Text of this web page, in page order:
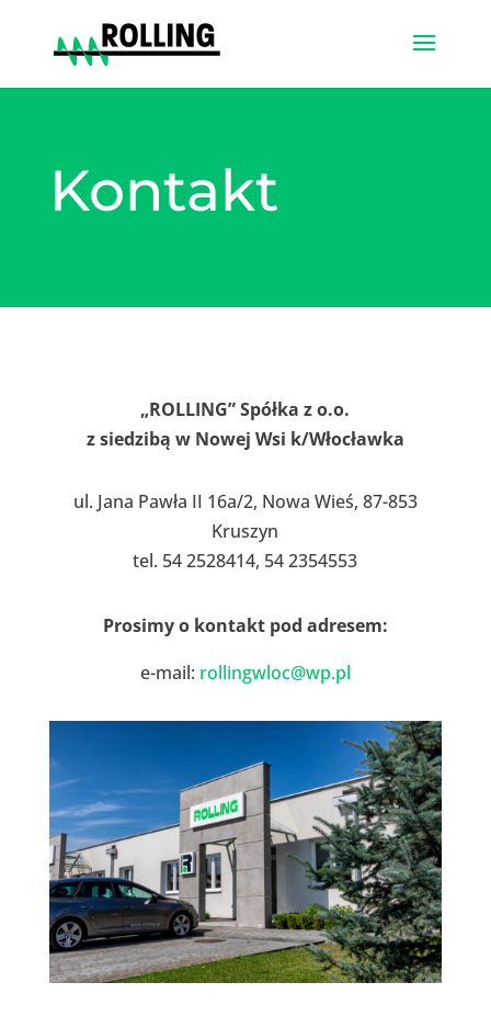
Kontakt
„ROLLING” Spółka z o.o.
z siedzibą w Nowej Wsi k/Włocławka
ul. Jana Pawła II 16a/2, Nowa Wieś, 87-853
Kruszyn
tel. 54 2528414, 54 2354553
Prosimy o kontakt pod adresem:
e-mail: rollingwloc@wp.pl